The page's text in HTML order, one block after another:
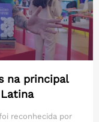
na principal
reconhecida por